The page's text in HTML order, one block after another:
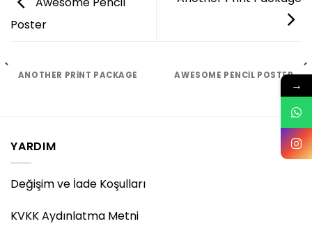
Poster
ANOTHER PRINT PACKAGE AWESOME PENCIL POSTER
YARDIM
Değişim ve İade Koşulları
KVKK Aydınlatma Metni
→